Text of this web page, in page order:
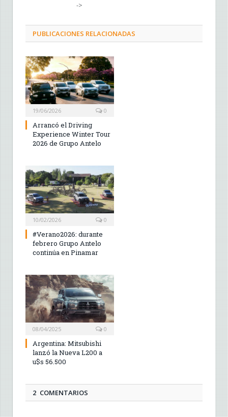
->
PUBLICACIONES RELACIONADAS
19/06/2026 0
Arrancó el Driving
Experience Winter Tour
2026 de Grupo Antelo
10/02/2026 0
#Verano2026: durante
febrero Grupo Antelo
continúa en Pinamar
08/04/2025 0
Argentina: Mitsubishi
lanzó la Nueva L200 a
u$s 56.500
2 COMENTARIOS